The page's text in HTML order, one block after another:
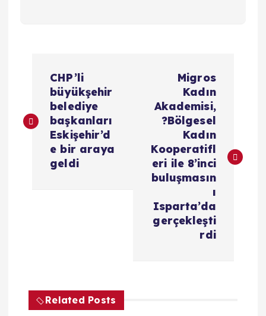
z
n
CHP’li
büyükşehir
belediye
başkanları
Eskişehir’d
e bir araya
geldi
Migros
Kadın
Akademisi,
?Bölgesel
Kadın
Kooperatifl
eri ile 8’inci
buluşmasın
ı
Isparta’da
gerçekleşti
rdi
Related Posts